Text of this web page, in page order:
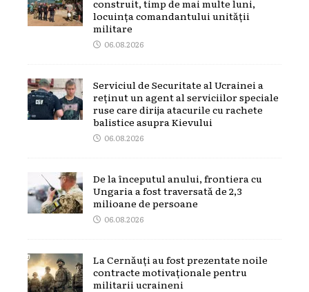
construit, timp de mai multe luni,
locuința comandantului unității
militare
06.08.2026
Serviciul de Securitate al Ucrainei a
reținut un agent al serviciilor speciale
ruse care dirija atacurile cu rachete
balistice asupra Kievului
06.08.2026
De la începutul anului, frontiera cu
Ungaria a fost traversată de 2,3
milioane de persoane
06.08.2026
La Cernăuți au fost prezentate noile
contracte motivaționale pentru
militarii ucraineni